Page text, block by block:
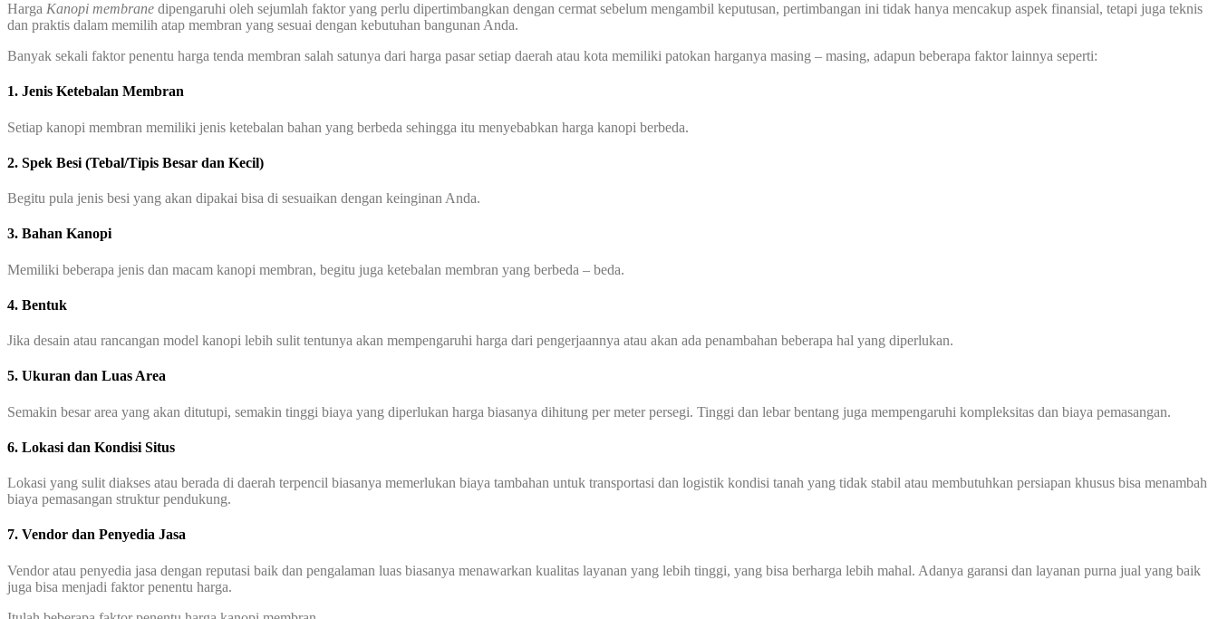
Harga Kanopi membrane dipengaruhi oleh sejumlah faktor yang perlu dipertimbangkan dengan cermat sebelum mengambil keputusan, pertimbangan ini tidak hanya mencakup aspek finansial, tetapi juga teknis
dan praktis dalam memilih atap membran yang sesuai dengan kebutuhan bangunan Anda.
Banyak sekali faktor penentu harga tenda membran salah satunya dari harga pasar setiap daerah atau kota memiliki patokan harganya masing – masing, adapun beberapa faktor lainnya seperti:
1. Jenis Ketebalan Membran
Setiap kanopi membran memiliki jenis ketebalan bahan yang berbeda sehingga itu menyebabkan harga kanopi berbeda.
2. Spek Besi (Tebal/Tipis Besar dan Kecil)
Begitu pula jenis besi yang akan dipakai bisa di sesuaikan dengan keinginan Anda.
3. Bahan Kanopi
Memiliki beberapa jenis dan macam kanopi membran, begitu juga ketebalan membran yang berbeda – beda.
4. Bentuk
Jika desain atau rancangan model kanopi lebih sulit tentunya akan mempengaruhi harga dari pengerjaannya atau akan ada penambahan beberapa hal yang diperlukan.
5. Ukuran dan Luas Area
Semakin besar area yang akan ditutupi, semakin tinggi biaya yang diperlukan harga biasanya dihitung per meter persegi. Tinggi dan lebar bentang juga mempengaruhi kompleksitas dan biaya pemasangan.
6. Lokasi dan Kondisi Situs
Lokasi yang sulit diakses atau berada di daerah terpencil biasanya memerlukan biaya tambahan untuk transportasi dan logistik kondisi tanah yang tidak stabil atau membutuhkan persiapan khusus bisa menambah
biaya pemasangan struktur pendukung.
7. Vendor dan Penyedia Jasa
Vendor atau penyedia jasa dengan reputasi baik dan pengalaman luas biasanya menawarkan kualitas layanan yang lebih tinggi, yang bisa berharga lebih mahal. Adanya garansi dan layanan purna jual yang baik
juga bisa menjadi faktor penentu harga.